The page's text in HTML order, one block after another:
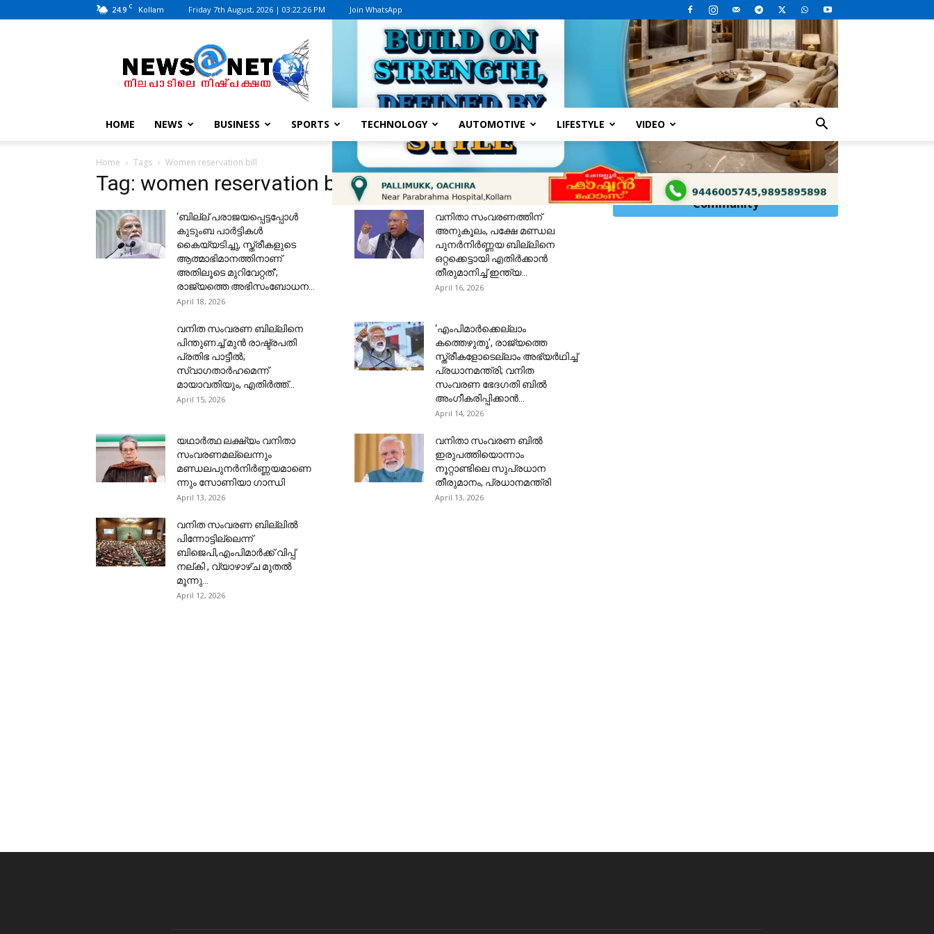
24.9 C Kollam Friday 7th August, 2026 | 03:22:26 PM Join WhatsApp
News@Net
|
www.newsatnet.com
HOME NEWS BUSINESS SPORTS TECHNOLOGY AUTOMOTIVE LIFESTYLE VIDEO
Home Tags Women reservation bill
Tag: women reservation bill
‘ബില്ല് പരാജയപ്പെട്ടപ്പോൾ
കുടുംബ പാർട്ടികൾ
കൈയ്യടിച്ചു, സ്ത്രീകളുടെ
ആത്മാഭിമാനത്തിനാണ്
അതിലൂടെ മുറിവേറ്റത്’;
രാജ്യത്തെ അഭിസംബോധന...
April 18, 2026
വനിതാ സംവരണത്തിന്
അനുകൂലം, പക്ഷേ മണ്ഡല
പുനർനിർണ്ണയ ബില്ലിനെ
ഒറ്റക്കെട്ടായി എതിർക്കാൻ
തീരുമാനിച്ച് ഇന്ത്യ...
April 16, 2026
വനിത സംവരണ ബില്ലിനെ
പിന്തുണച്ച് മുൻ രാഷ്ട്രപതി
പ്രതിഭ പാട്ടീൽ;
സ്വാഗതാർഹമെന്ന്
മായാവതിയും, എതിർത്ത്...
April 15, 2026
‘എംപിമാർക്കെല്ലാം
കത്തെഴുതൂ’, രാജ്യത്തെ
സ്ത്രീകളോടെല്ലാം അഭ്യർഥിച്ച്
പ്രധാനമന്ത്രി; വനിത
സംവരണ ഭേദഗതി ബിൽ
അംഗീകരിപ്പിക്കാൻ...
April 14, 2026
യഥാര്‍ത്ഥ ലക്ഷ്യം വനിതാ
സംവരണമല്ലെന്നും
മണ്ഡലപുനര്‍നിര്‍ണ്ണയമാണെ
ന്നും സോണിയാ ഗാന്ധി
April 13, 2026
വനിതാ സംവരണ ബില്‍
ഇരുപത്തിയൊന്നാം
നൂറ്റാണ്ടിലെ സുപ്രധാന
തീരുമാനം, പ്രധാനമന്ത്രി
April 13, 2026
വനിത സംവരണ ബില്ലില്‍
പിന്നോട്ടില്ലെന്ന്
ബിജെപി,എംപിമാർക്ക് വിപ്പ്
നല്കി , വ്യാഴാഴ്ച മുതൽ
മൂന്നു...
April 12, 2026
Click Here toJoinWhatsApp
Community